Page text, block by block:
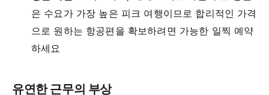
은 수요가 가장 높은 피크 여행이므로 합리적인 가격
으로 원하는 항공편을 확보하려면 가능한 일찍 예약
하세요
유연한 근무의 부상